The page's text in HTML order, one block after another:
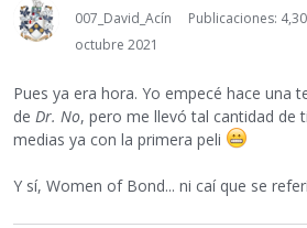
007_David_Acín
Publicaciones:
octubre 2021
Pues ya era hora. Yo empecé hace una
de Dr. No, pero me llevó tal cantidad de
medias ya con la primera peli
Y sí, Women of Bond... ni caí que se